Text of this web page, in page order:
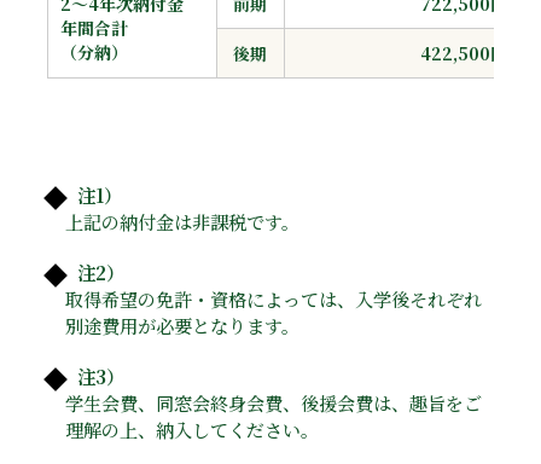
年間合計
（分納）
後期 422,500円
注1）
上記の納付金は非課税です。
注2）
取得希望の免許・資格によっては、入学後それぞれ
別途費用が必要となります。
注3）
学生会費、同窓会終身会費、後援会費は、趣旨をご
理解の上、納入してください。